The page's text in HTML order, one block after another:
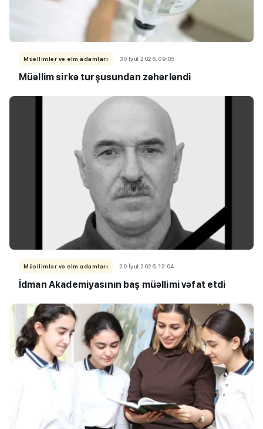
Müəllimlər və elm adamları 30 İyul 2026, 09:05
Müəllim sirkə turşusundan zəhərləndi
Müəllimlər və elm adamları 29 İyul 2026, 12:04
İdman Akademiyasının baş müəllimi vəfat etdi